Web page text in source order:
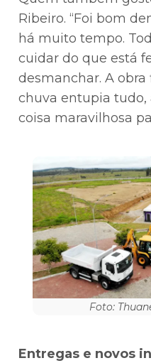
Ribeiro. “Foi bom
há muito tempo.
cuidar do que está
desmanchar. A
chuva entupia tudo,
coisa maravilhosa
Foto:
Entregas e novos